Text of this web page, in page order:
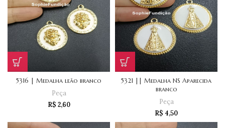
5316 | Medalha leão branco
Peça
R$ 2,60
5321 || Medalha NS Aparecida
branco
Peça
R$ 4,50